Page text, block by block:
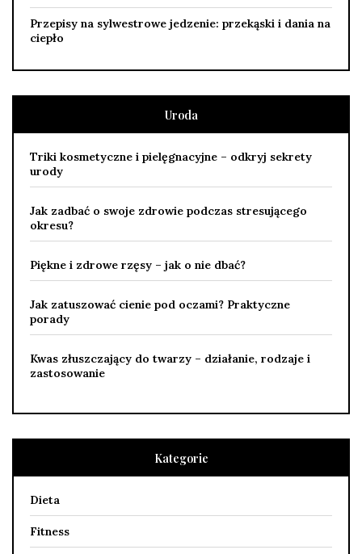
Przepisy na sylwestrowe jedzenie: przekąski i dania na
ciepło
Uroda
Triki kosmetyczne i pielęgnacyjne – odkryj sekrety
urody
Jak zadbać o swoje zdrowie podczas stresującego
okresu?
Piękne i zdrowe rzęsy – jak o nie dbać?
Jak zatuszować cienie pod oczami? Praktyczne
porady
Kwas złuszczający do twarzy – działanie, rodzaje i
zastosowanie
Kategorie
Dieta
Fitness